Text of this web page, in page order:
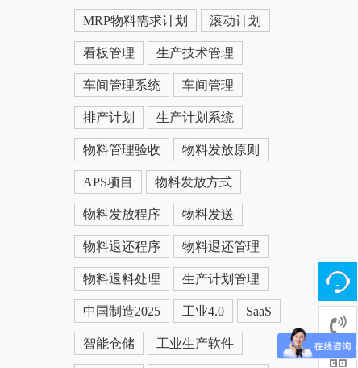
MRP物料需求计划 滚动计划
看板管理 生产技术管理
车间管理系统 车间管理
排产计划 生产计划系统
物料管理验收 物料发放原则
APS项目 物料发放方式
物料发放程序 物料发送
物料退还程序 物料退还管理
物料退料处理 生产计划管理
中国制造2025 工业4.0 SaaS
智能仓储 工业生产软件